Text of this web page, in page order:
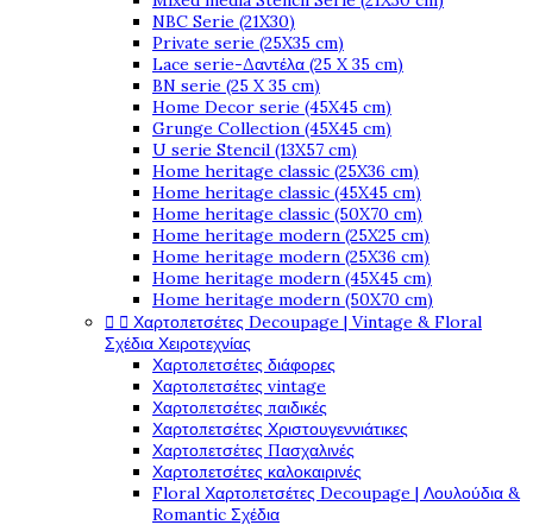
NBC Serie (21X30)
Private serie (25X35 cm)
Lace serie-Δαντέλα (25 X 35 cm)
BN serie (25 X 35 cm)
Home Decor serie (45X45 cm)
Grunge Collection (45X45 cm)
U serie Stencil (13X57 cm)
Home heritage classic (25X36 cm)
Home heritage classic (45X45 cm)
Home heritage classic (50X70 cm)
Home heritage modern (25X25 cm)
Home heritage modern (25X36 cm)
Home heritage modern (45X45 cm)
Home heritage modern (50X70 cm)
  Χαρτοπετσέτες Decoupage | Vintage & Floral
Σχέδια Χειροτεχνίας
Χαρτοπετσέτες διάφορες
Χαρτοπετσέτες vintage
Χαρτοπετσέτες παιδικές
Χαρτοπετσέτες Χριστουγεννιάτικες
Χαρτοπετσέτες Πασχαλινές
Χαρτοπετσέτες καλοκαιρινές
Floral Χαρτοπετσέτες Decoupage | Λουλούδια &
Romantic Σχέδια